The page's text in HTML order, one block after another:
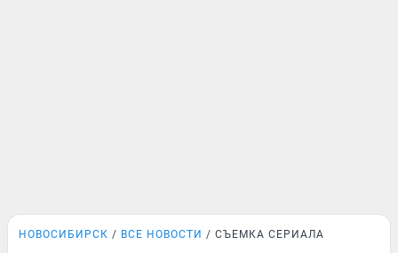
НОВОСИБИРСК ВСЕ НОВОСТИ СЪЕМКА СЕРИАЛА